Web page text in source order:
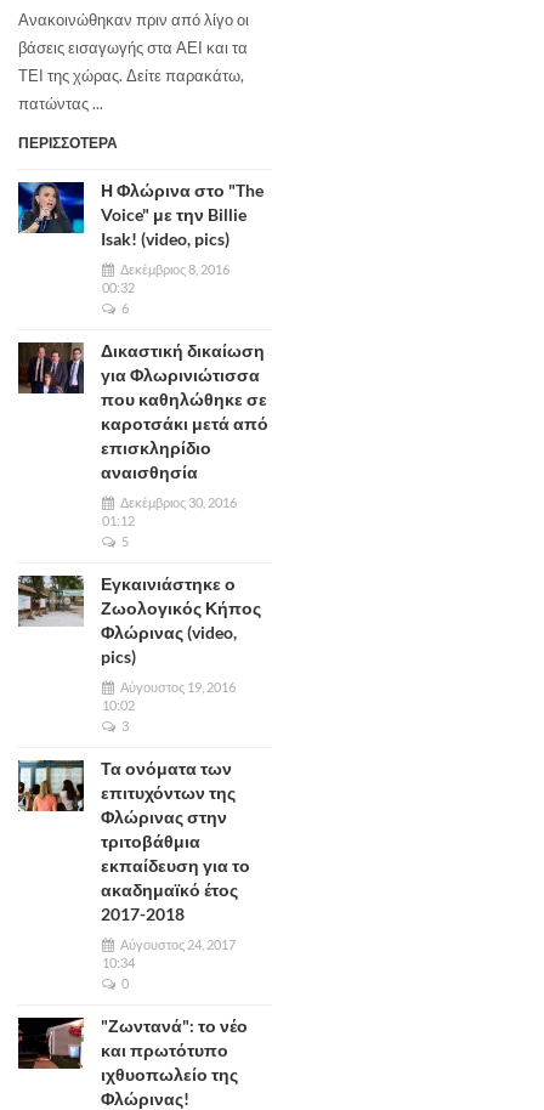
Ανακοινώθηκαν πριν από λίγο οι
βάσεις εισαγωγής στα ΑΕΙ και τα
ΤΕΙ της χώρας. Δείτε παρακάτω,
πατώντας ...
ΠΕΡΙΣΣΟΤΕΡΑ
Η Φλώρινα στο "The
Voice" με την Billie
Isak! (video, pics)
Δεκέμβριος 8, 2016
00:32
6
Δικαστική δικαίωση
για Φλωρινιώτισσα
που καθηλώθηκε σε
καροτσάκι μετά από
επισκληρίδιο
αναισθησία
Δεκέμβριος 30, 2016
01:12
5
Εγκαινιάστηκε ο
Ζωολογικός Κήπος
Φλώρινας (video,
pics)
Αύγουστος 19, 2016
10:02
3
Τα ονόματα των
επιτυχόντων της
Φλώρινας στην
τριτοβάθμια
εκπαίδευση για το
ακαδημαϊκό έτος
2017-2018
Αύγουστος 24, 2017
10:34
0
"Ζωντανά": το νέο
και πρωτότυπο
ιχθυοπωλείο της
Φλώρινας!